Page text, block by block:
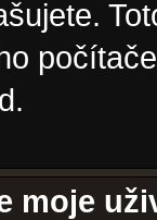
moje